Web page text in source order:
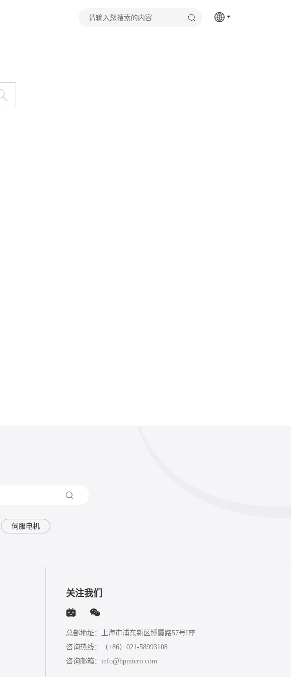
伺服电机
关注我们
总部地址：上海市浦东新区博霞路57号I座
咨询热线：
（+86）021-58993108
咨询邮箱：info@hpmicro.com